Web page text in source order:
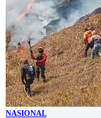
NASIONAL